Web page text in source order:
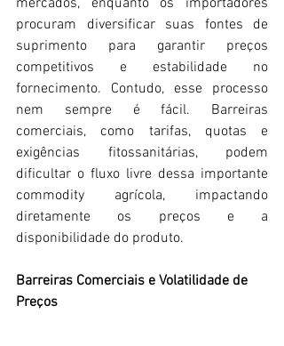
mercados, enquanto os importadores
procuram diversificar suas fontes de
suprimento para garantir preços
competitivos e estabilidade no
fornecimento. Contudo, esse processo
nem sempre é fácil. Barreiras
comerciais, como tarifas, quotas e
exigências fitossanitárias, podem
dificultar o fluxo livre dessa importante
commodity agrícola, impactando
diretamente os preços e a
disponibilidade do produto.
Barreiras Comerciais e Volatilidade de
Preços